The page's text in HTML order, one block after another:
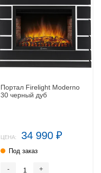
Портал Firelight Moderno
30 черный дуб
ЦЕНА: 34 990 ₽
Под заказ
- +